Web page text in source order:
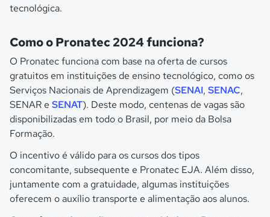
tecnológica.
Como o Pronatec 2024 funciona?
O Pronatec funciona com base na oferta de cursos
gratuitos em instituições de ensino tecnológico, como os
Serviços Nacionais de Aprendizagem (SENAI, SENAC,
SENAR e SENAT). Deste modo, centenas de vagas são
disponibilizadas em todo o Brasil, por meio da Bolsa
Formação.
O incentivo é válido para os cursos dos tipos
concomitante, subsequente e Pronatec EJA. Além disso,
juntamente com a gratuidade, algumas instituições
oferecem o auxílio transporte e alimentação aos alunos.